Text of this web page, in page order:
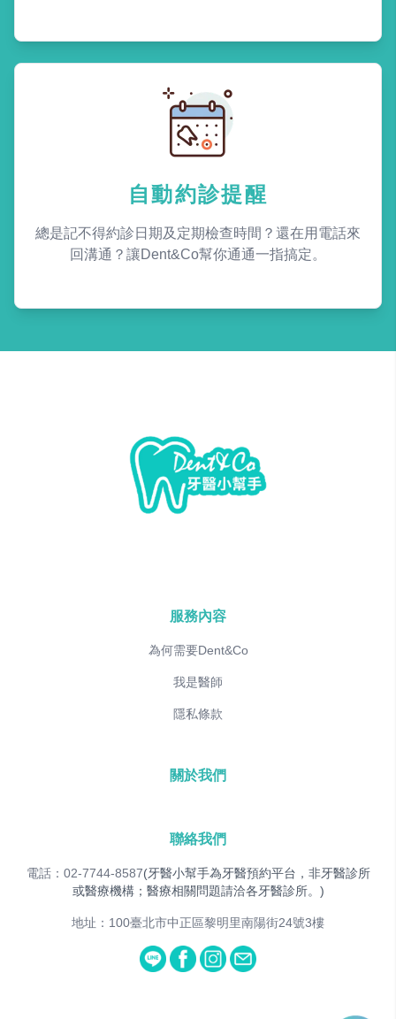
自動約診提醒
總是記不得約診日期及定期檢查時間？還在用電話來
回溝通？讓Dent&Co幫你通通一指搞定。
服務內容
為何需要Dent&Co
我是醫師
隱私條款
關於我們
聯絡我們
電話：02-7744-8587(牙醫小幫手為牙醫預約平台，非牙醫診所
或醫療機構；醫療相關問題請洽各牙醫診所。)
地址：100臺北市中正區黎明里南陽街24號3樓